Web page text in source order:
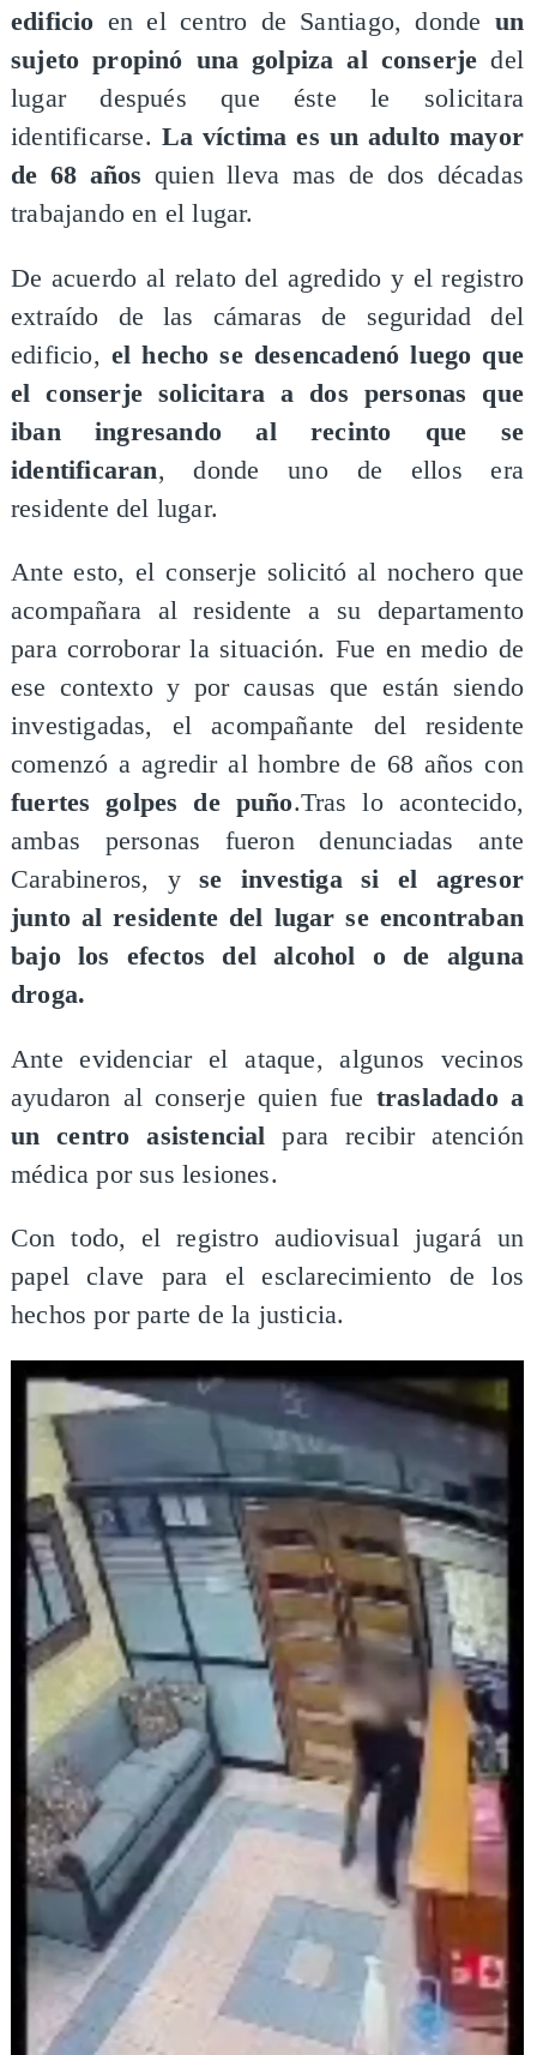
edificio en el centro de Santiago, donde un
sujeto propinó una golpiza al conserjedel
lugar después que éste le solicitara
identificarse. La víctima es un adulto mayor
de 68 años quien lleva mas de dos décadas
trabajando en el lugar.
De acuerdo al relato del agredido y el registro
extraído de las cámaras de seguridad del
edificio, el hecho se desencadenó luego que
el conserje solicitara a dos personas que
iban ingresando al recinto que se
identificaran, donde uno de ellos era
residente del lugar.
​Ante esto, el conserje solicitó al nochero que
acompañara al residente a su departamento
para corroborar la situación. Fue en medio de
ese contexto y por causas que están siendo
investigadas, el acompañante del residente
comenzó a agredir al hombre de 68 años con
fuertes golpes de puño.Tras lo acontecido,
ambas personas fueron denunciadas ante
Carabineros, yse investiga si el agresor
junto al residente del lugar se encontraban
bajo los efectos del alcohol o de alguna
droga.
Ante evidenciar el ataque, algunos vecinos
ayudaron al conserje quien fue trasladado a
un centro asistencial para recibir atención
médica por sus lesiones.
Con todo, el registro audiovisual jugará un
papel clave para el esclarecimiento de los
hechos por parte de la justicia.